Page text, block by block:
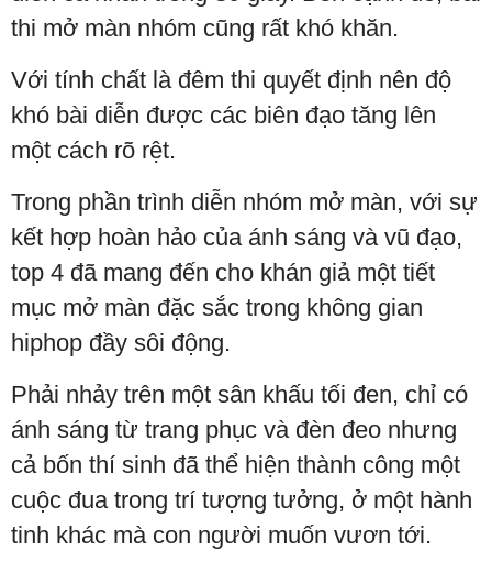
thi mở màn nhóm cũng rất khó khăn.
Với tính chất là đêm thi quyết định nên độ
khó bài diễn được các biên đạo tăng lên
một cách rõ rệt.
Trong phần trình diễn nhóm mở màn, với sự
kết hợp hoàn hảo của ánh sáng và vũ đạo,
top 4 đã mang đến cho khán giả một tiết
mục mở màn đặc sắc trong không gian
hiphop đầy sôi động.
Phải nhảy trên một sân khấu tối đen, chỉ có
ánh sáng từ trang phục và đèn đeo nhưng
cả bốn thí sinh đã thể hiện thành công một
cuộc đua trong trí tượng tưởng, ở một hành
tinh khác mà con người muốn vươn tới.